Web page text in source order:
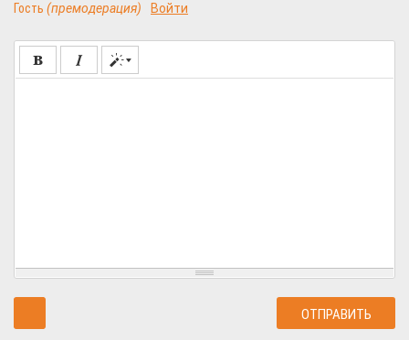
Гость (премодерация) Войти